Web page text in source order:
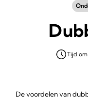
Tijd
De voordelen van